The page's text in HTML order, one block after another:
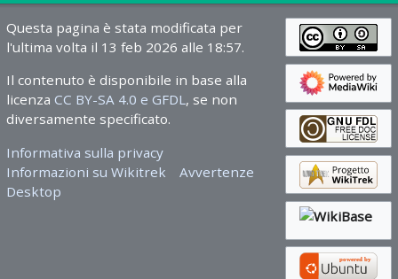
Questa pagina è stata modificata per
l'ultima volta il 13 feb 2026 alle 18:57.
Il contenuto è disponibile in base alla
licenza CC BY-SA 4.0 e GFDL, se non
diversamente specificato.
Informativa sulla privacy
Informazioni su Wikitrek
Avvertenze
Desktop